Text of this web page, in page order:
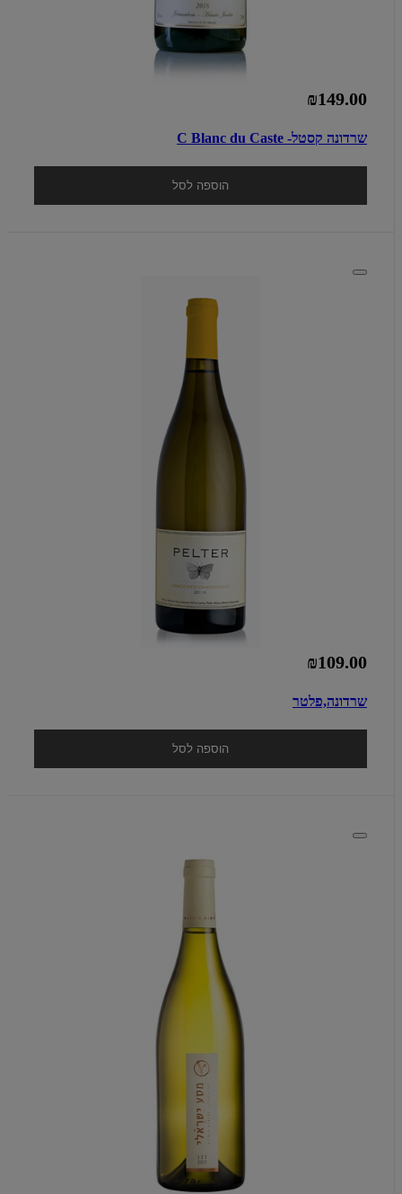
₪149.00
שרדונה קסטל- C Blanc du Caste
הוספה לסל
₪109.00
שרדונה,פלטר
הוספה לסל